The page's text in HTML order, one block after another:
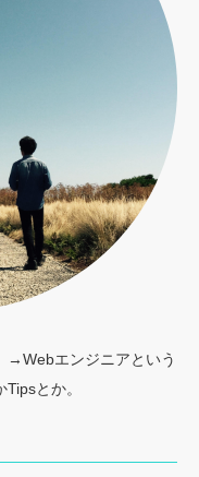
→Webエンジニアという
とか。